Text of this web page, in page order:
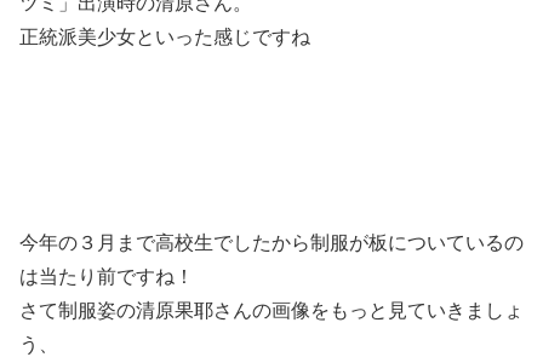
正統派美少女といった感じですね
今年の３月まで高校生でしたから制服が板についているの
は当たり前ですね！
さて制服姿の清原果耶さんの画像をもっと見ていきましょ
う、